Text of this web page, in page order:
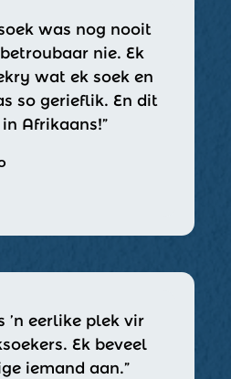
was nog nooit
nie. Ek
wat ek soek en
so gerieflik. En dit
Afrikaans!”
’n eerlike plek vir
Ek beveel
iemand aan.”